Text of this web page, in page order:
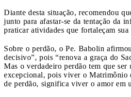
Diante desta situação, recomendou
junto para afastar-se da tentação da
praticar atividades que fortaleçam sua
Sobre o perdão, o Pe. Babolin
decisivo”, pois “renova a graça do
Mas o verdadeiro perdão tem que ser
excepcional, pois viver o Matrimônio
de perdão, significa viver o amor em